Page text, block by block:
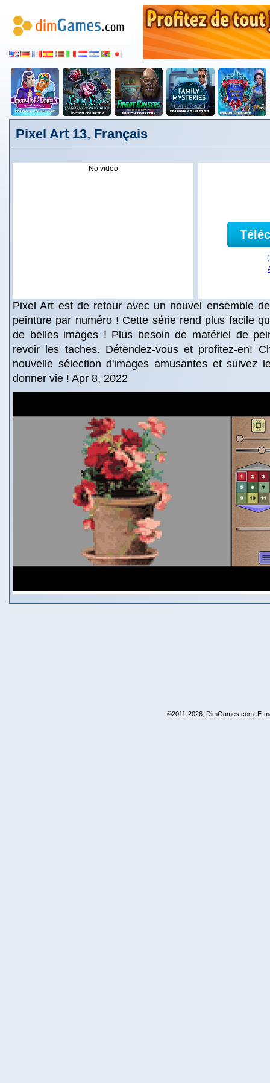
Pixel Art 13, Français
No video
Pixel Art est de retour avec un nouvel ensemble
peinture par numéro ! Cette série rend plus facile
de belles images ! Plus besoin de matériel de
revoir les taches. Détendez-vous et profitez-en!
nouvelle sélection d'images amusantes et suivez
donner vie ! Apr 8, 2022
©2011-2026, DimGames.com. E-